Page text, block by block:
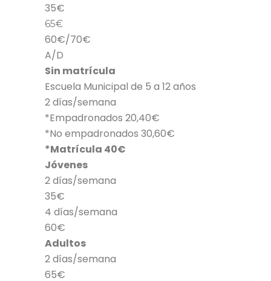
35€
65€
60€/70€
A/D
Sin matrícula
Escuela Municipal de 5 a 12 años
2 días/semana
*Empadronados 20,40€
*No empadronados 30,60€
*Matrícula 40€
Jóvenes
2 días/semana
35€
4 días/semana
60€
Adultos
2 días/semana
65€